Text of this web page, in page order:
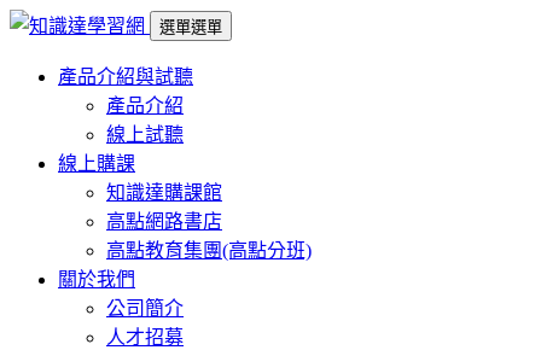
選單選單
產品介紹與試聽
產品介紹
線上試聽
線上購課
知識達購課館
高點網路書店
高點教育集團(高點分班)
關於我們
公司簡介
人才招募